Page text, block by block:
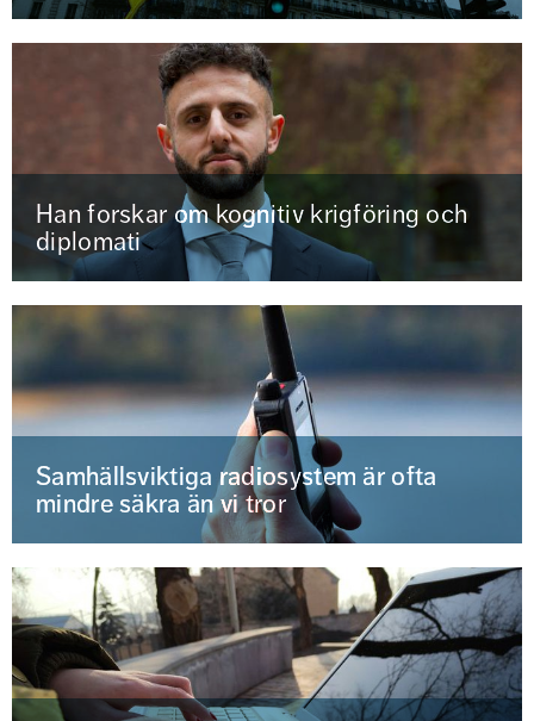
Han forskar om kognitiv krigföring och
diplomati
Samhällsviktiga radiosystem är ofta
mindre säkra än vi tror